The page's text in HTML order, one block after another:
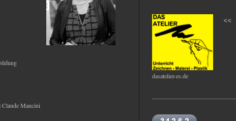
Claude Mancini
dasatelier-es.de
<<